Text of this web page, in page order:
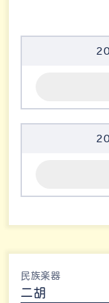
民族楽器
二胡